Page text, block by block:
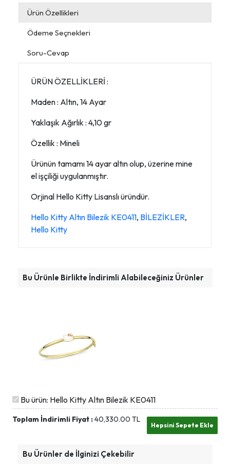
Ürün Özellikleri
Ödeme Seçnekleri
Soru-Cevap
ÜRÜN ÖZELLİKLERİ :
Maden : Altın, 14 Ayar
Yaklaşık Ağırlık : 4,10 gr
Özellik : Mineli
Ürünün tamamı 14 ayar altın olup, üzerine mine
el işçiliği uygulanmıştır.
Orjinal Hello Kitty Lisanslı üründür.
Hello Kitty Altın Bilezik KE0411, BİLEZİKLER,
Hello Kitty
Bu Ürünle Birlikte İndirimli Alabileceğiniz Ürünler
Bu ürün: Hello Kitty Altın Bilezik KE0411
Toplam İndirimli Fiyat :40,330.00 TL
Bu Ürünler de İlginizi Çekebilir